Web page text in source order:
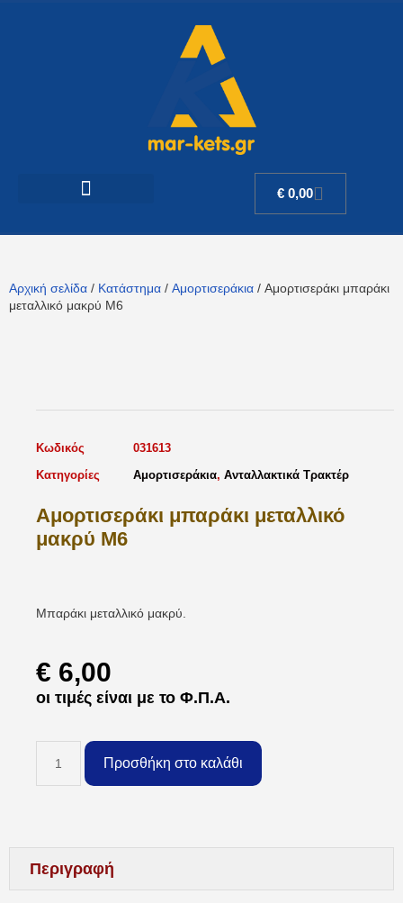
€ 0,00
Αρχική σελίδα / Κατάστημα / Αμορτισεράκια / Αμορτισεράκι μπαράκι
μεταλλικό μακρύ M6
Κωδικός
031613
Κατηγορίες
Αμορτισεράκια, Ανταλλακτικά Τρακτέρ
Αμορτισεράκι μπαράκι μεταλλικό
μακρύ M6
Μπαράκι μεταλλικό μακρύ.
€ 6,00
οι τιμές είναι με το Φ.Π.Α.
Προσθήκη στο καλάθι
Περιγραφή